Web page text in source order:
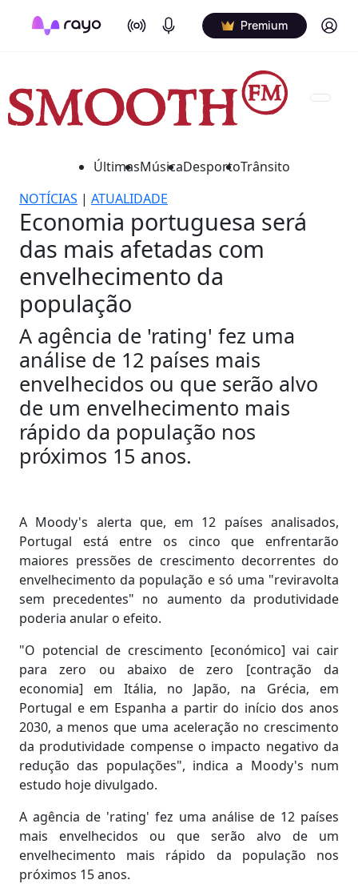
On Air Podcasts Premium Log in
ÚltimasMúsicaDesportoTrânsito
NOTÍCIAS | ATUALIDADE
Economia portuguesa será
das mais afetadas com
envelhecimento da
população
A agência de 'rating' fez uma
análise de 12 países mais
envelhecidos ou que serão alvo
de um envelhecimento mais
rápido da população nos
próximos 15 anos.
A Moody's alerta que, em 12 países analisados,
Portugal está entre os cinco que enfrentarão
maiores pressões de crescimento decorrentes do
envelhecimento da população e só uma "reviravolta
sem precedentes" no aumento da produtividade
poderia anular o efeito.
"O potencial de crescimento [económico] vai cair
para zero ou abaixo de zero [contração da
economia] em Itália, no Japão, na Grécia, em
Portugal e em Espanha a partir do início dos anos
2030, a menos que uma aceleração no crescimento
da produtividade compense o impacto negativo da
redução das populações", indica a Moody's num
estudo hoje divulgado.
A agência de 'rating' fez uma análise de 12 países
mais envelhecidos ou que serão alvo de um
envelhecimento mais rápido da população nos
próximos 15 anos.